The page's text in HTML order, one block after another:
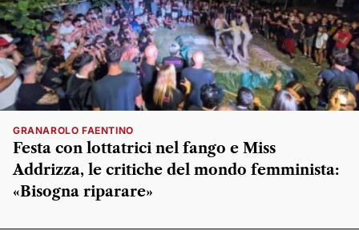
GRANAROLO FAENTINO
Festa con lottatrici nel fango e Miss
Addrizza, le critiche del mondo femminista:
«Bisogna riparare»